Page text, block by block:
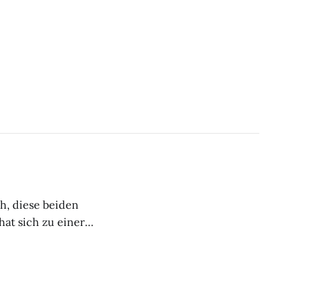
diese beiden
sich zu einer
von